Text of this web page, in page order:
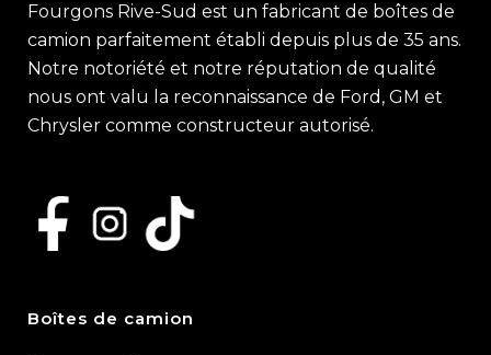
Fourgons Rive-Sud est un fabricant de boîtes de
camion parfaitement établi depuis plus de 35 ans.
Notre notoriété et notre réputation de qualité
nous ont valu la reconnaissance de Ford, GM et
Chrysler comme constructeur autorisé.
Boîtes de camion